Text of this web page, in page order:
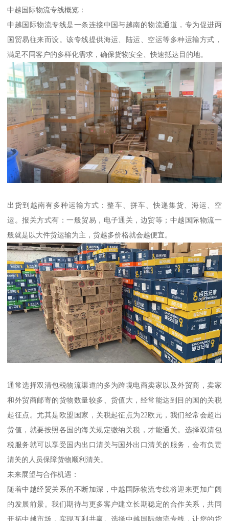
中越国际物流专线概览：
中越国际物流专线是一条连接中国与越南的物流通道，专为促进两
国贸易往来而设。该专线提供海运、陆运、空运等多种运输方式，
满足不同客户的多样化需求，确保货物安全、快速抵达目的地。
出货到越南有多种运输方式：整车、拼车、快递集货、海运、空
运。报关方式有：一般贸易，电子通关，边贸等；中越国际物流一
般就是以大件货运输为主，货越多价格就会越便宜。
通常选择双清包税物流渠道的多为跨境电商卖家以及外贸商，卖家
和外贸商邮寄的货物数量较多、货值大，经常能达到目的国的关税
起征点。尤其是欧盟国家，关税起征点为22欧元，我们经常会超出
货值，就要按照各国的海关规定缴纳关税，才能通关。选择双清包
税服务就可以享受国内出口清关与国外出口清关的服务，会有负责
清关的人员保障货物顺利清关。
未来展望与合作机遇：
随着中越经贸关系的不断加深，中越国际物流专线将迎来更加广阔
的发展前景。我们期待与更多客户建立长期稳定的合作关系，共同
开拓中越市场，实现互利共赢。选择中越国际物流专线，让您的货